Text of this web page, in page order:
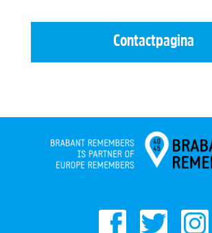
Contactpagina